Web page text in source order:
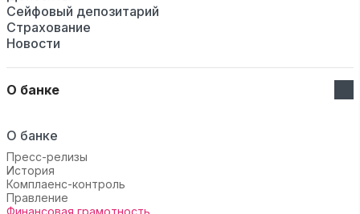
Сейфовый депозитарий
Страхование
Новости
О банке
О банке
Пресс-релизы
История
Комплаенс-контроль
Правление
Финансовая грамотность